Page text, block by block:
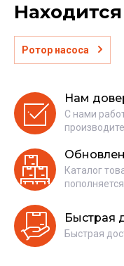
Ротор насоса
Нам
С нами
Каталог
пополняется
Быстрая
Быстрая